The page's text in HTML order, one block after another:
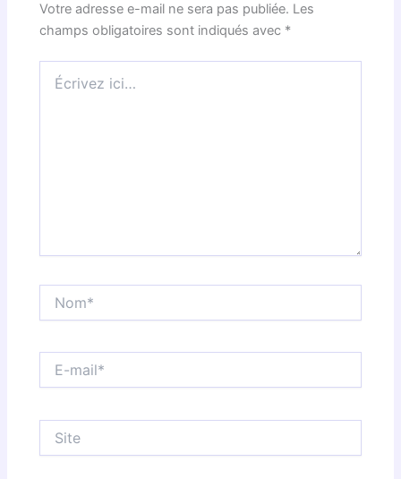
Votre adresse e-mail ne sera pas publiée. Les
champs obligatoires sont indiqués avec *
ici…
mail*